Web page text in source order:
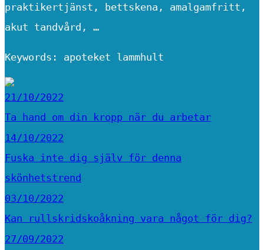
praktikertjänst, bettskena, amalgamfritt,
akut tandvård, …
Keywords: apoteket lammhult
21/10/2022
Ta hand om din kropp när du arbetar
14/10/2022
Fuska inte dig själv för denna
skönhetstrend
03/10/2022
Kan rullskridskoåkning vara något för dig?
27/09/2022